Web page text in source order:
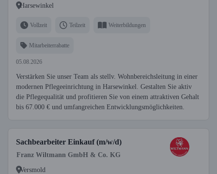
Harsewinkel
Vollzeit Teilzeit Weiterbildungen
Mitarbeiterrabatte
05.08.2026
Verstärken Sie unser Team als stellv. Wohnbereichsleitung in einer
modernen Pflegeeinrichtung in Harsewinkel. Gestalten Sie aktiv
die Pflegequalität und profitieren Sie von einem attraktiven Gehalt
bis 67.000 € und umfangreichen Entwicklungsmöglichkeiten.
Sachbearbeiter Einkauf (m/w/d)
Franz Wiltmann GmbH & Co. KG
Versmold